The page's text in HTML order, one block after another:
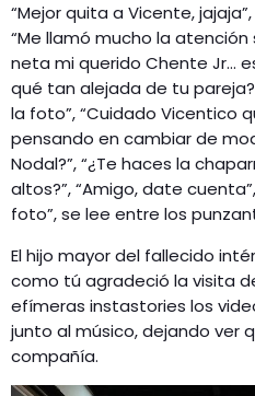
“Mejor quita a Vicente,
“Me llamó mucho la atención
neta mi querido Chente Jr…
qué tan alejada de tu
la foto”, “Cuidado Vicentico
pensando en cambiar de
Nodal?”, “¿Te haces la
altos?”, “Amigo, date
foto”, se lee entre los
El hijo mayor del fallecido
como tú agradeció la visita
efímeras instastories los
junto al músico, dejando ver
compañía.